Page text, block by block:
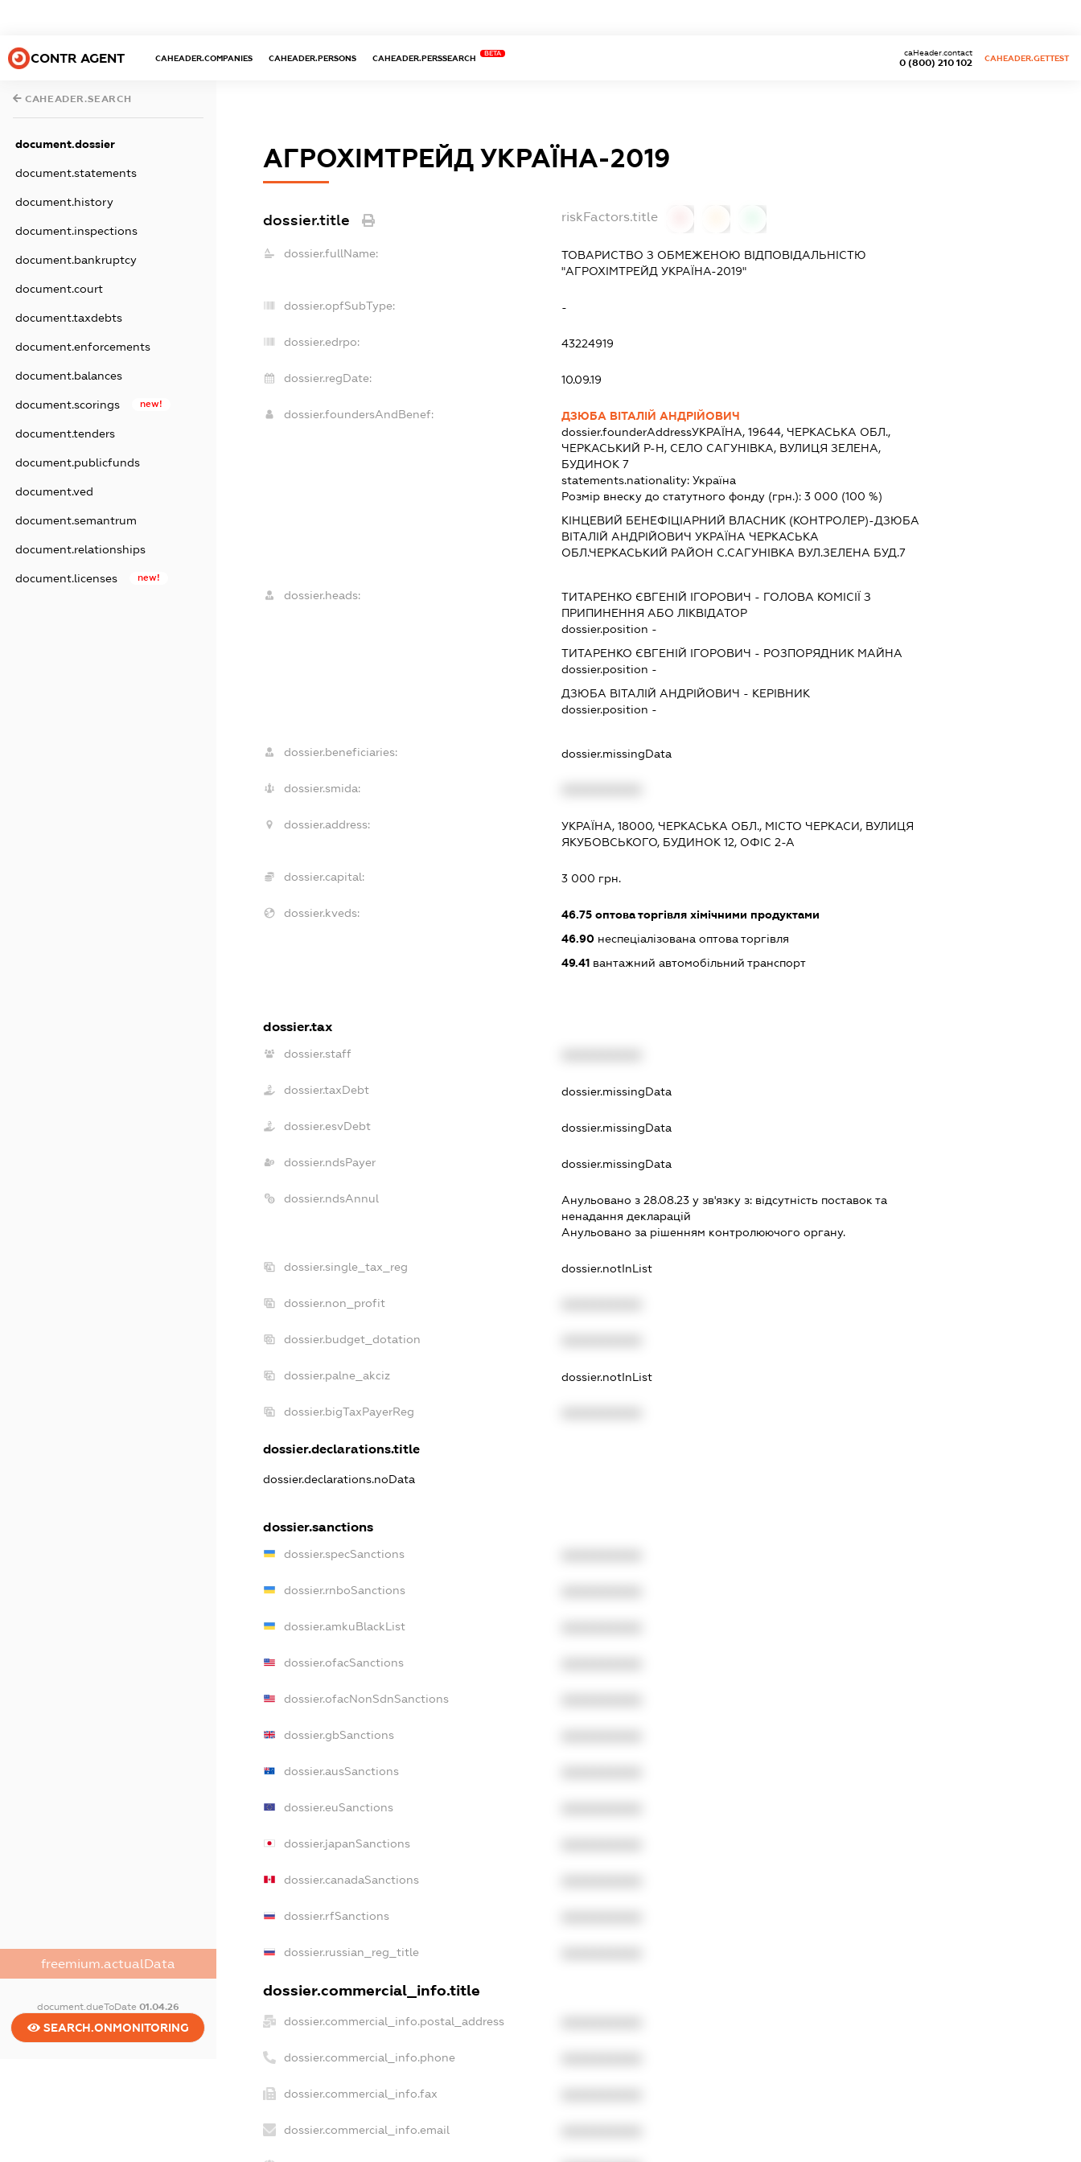
CONTR AGENT CAHEADER.COMPANIES CAHEADER.PERSONS CAHEADER.PERSSEARCH
BETA
0 (800) 210 102
caHeader.contact
CAHEADER.GETTEST
CAHEADER.SEARCH
document.dossier
document.statements
document.history
document.inspections
document.bankruptcy
document.court
document.taxdebts
document.enforcements
document.balances
document.scorings new!
document.tenders
document.publicfunds
document.ved
document.semantrum
document.relationships
document.licenses new!
freemium.actualData
document.dueToDate 01.04.26
SEARCH.ONMONITORING
АГРОХІМТРЕЙД УКРАЇНА-2019
dossier.title riskFactors.title
dossier.fullName:
ТОВАРИСТВО З ОБМЕЖЕНОЮ ВІДПОВІДАЛЬНІСТЮ
"АГРОХІМТРЕЙД УКРАЇНА-2019"
dossier.opfSubType: -
dossier.edrpo: 43224919
dossier.regDate: 10.09.19
dossier.foundersAndBenef:
ДЗЮБА ВІТАЛІЙ АНДРІЙОВИЧ
dossier.founderAddressУКРАЇНА, 19644, ЧЕРКАСЬКА ОБЛ.,
ЧЕРКАСЬКИЙ Р-Н, СЕЛО САГУНІВКА, ВУЛИЦЯ ЗЕЛЕНА,
БУДИНОК 7
statements.nationality: Україна
Розмір внеску до статутного фонду (грн.): 3 000 (100 %)
КІНЦЕВИЙ БЕНЕФІЦІАРНИЙ ВЛАСНИК (КОНТРОЛЕР)-ДЗЮБА
ВІТАЛІЙ АНДРІЙОВИЧ УКРАЇНА ЧЕРКАСЬКА
ОБЛ.ЧЕРКАСЬКИЙ РАЙОН С.САГУНІВКА ВУЛ.ЗЕЛЕНА БУД.7
dossier.heads: ТИТАРЕНКО ЄВГЕНІЙ ІГОРОВИЧ - ГОЛОВА КОМІСІЇ З
ПРИПИНЕННЯ АБО ЛІКВІДАТОР
dossier.position -
ТИТАРЕНКО ЄВГЕНІЙ ІГОРОВИЧ - РОЗПОРЯДНИК МАЙНА
dossier.position -
ДЗЮБА ВІТАЛІЙ АНДРІЙОВИЧ - КЕРІВНИК
dossier.position -
dossier.beneficiaries: dossier.missingData
dossier.smida:
dossier.address:
УКРАЇНА, 18000, ЧЕРКАСЬКА ОБЛ., МІСТО ЧЕРКАСИ, ВУЛИЦЯ
ЯКУБОВСЬКОГО, БУДИНОК 12, ОФІС 2-А
dossier.capital: 3 000 грн.
dossier.kveds: 46.75оптова торгівля хімічними продуктами
46.90неспеціалізована оптова торгівля
49.41вантажний автомобільний транспорт
dossier.tax
dossier.staff
dossier.taxDebt dossier.missingData
dossier.esvDebt dossier.missingData
dossier.ndsPayer dossier.missingData
dossier.ndsAnnul Анульовано з 28.08.23 у зв'язку з: вiдсутнiсть поставок та
ненадання декларацiй
Анульовано за рiшенням контролюючого органу.
dossier.single_tax_reg dossier.notInList
dossier.non_profit
dossier.budget_dotation
dossier.palne_akciz dossier.notInList
dossier.bigTaxPayerReg
dossier.declarations.title
dossier.declarations.noData
dossier.sanctions
dossier.specSanctions
dossier.rnboSanctions
dossier.amkuBlackList
dossier.ofacSanctions
dossier.ofacNonSdnSanctions
dossier.gbSanctions
dossier.ausSanctions
dossier.euSanctions
dossier.japanSanctions
dossier.canadaSanctions
dossier.rfSanctions
dossier.russian_reg_title
dossier.commercial_info.title
dossier.commercial_info.postal_address
dossier.commercial_info.phone
dossier.commercial_info.fax
dossier.commercial_info.email